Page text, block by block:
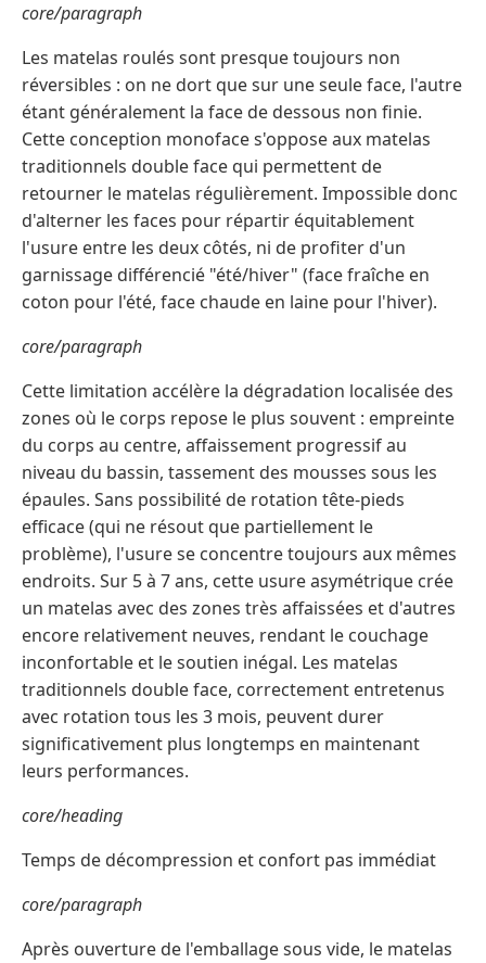
core/paragraph
Les matelas roulés sont presque toujours non
réversibles : on ne dort que sur une seule face, l'autre
étant généralement la face de dessous non finie.
Cette conception monoface s'oppose aux matelas
traditionnels double face qui permettent de
retourner le matelas régulièrement. Impossible donc
d'alterner les faces pour répartir équitablement
l'usure entre les deux côtés, ni de profiter d'un
garnissage différencié "été/hiver" (face fraîche en
coton pour l'été, face chaude en laine pour l'hiver).
core/paragraph
Cette limitation accélère la dégradation localisée des
zones où le corps repose le plus souvent : empreinte
du corps au centre, affaissement progressif au
niveau du bassin, tassement des mousses sous les
épaules. Sans possibilité de rotation tête-pieds
efficace (qui ne résout que partiellement le
problème), l'usure se concentre toujours aux mêmes
endroits. Sur 5 à 7 ans, cette usure asymétrique crée
un matelas avec des zones très affaissées et d'autres
encore relativement neuves, rendant le couchage
inconfortable et le soutien inégal. Les matelas
traditionnels double face, correctement entretenus
avec rotation tous les 3 mois, peuvent durer
significativement plus longtemps en maintenant
leurs performances.
core/heading
Temps de décompression et confort pas immédiat
core/paragraph
Après ouverture de l'emballage sous vide, le matelas